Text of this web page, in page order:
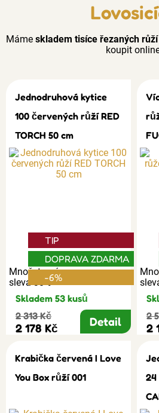
Máme skladem tisíce řezaných
koupit
Jednodruhová kytice
100 červených růží RED
TORCH 50 cm
Množstevní
sleva 30%
TIP
DOPRAVA ZDARMA
-6%
Skladem 53 kusů
2 313 Kč
2 178 Kč Detail
2
2
Krabička červená I Love
You Box růží 001
24